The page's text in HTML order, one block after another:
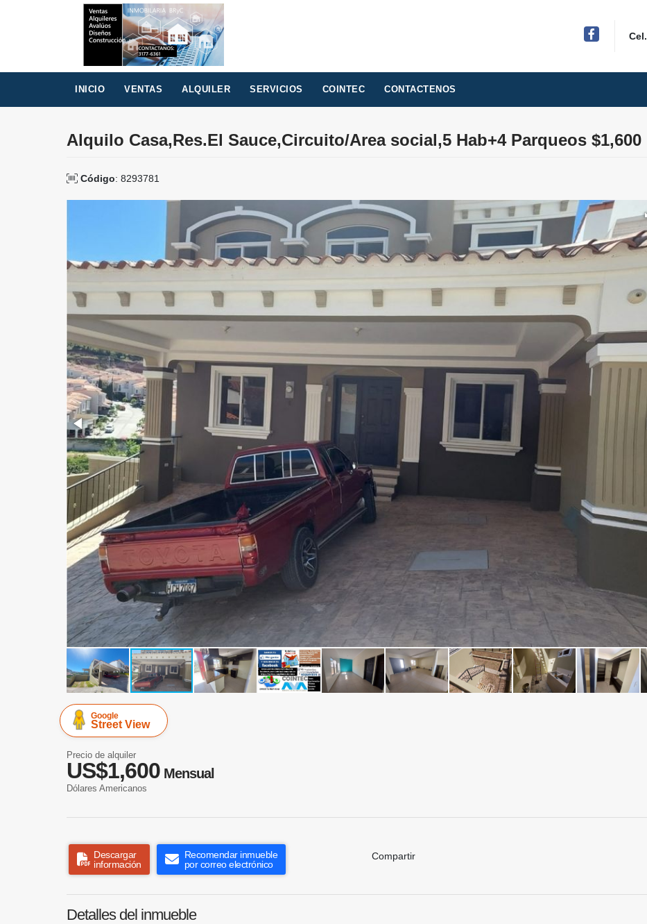
Facebook Cel.
INICIO VENTAS ALQUILER SERVICIOS COINTEC CONTACTENOS
Alquilo Casa,Res.El Sauce,Circuito/Area social,5 Hab+4 Parqueos $1,600
Código: 8293781
Google
Street View
Precio de alquiler
US$1,600 Mensual
Dólares Americanos
Descargar
información
Recomendar inmueble
por correo electrónico
Compartir
Detalles del inmueble